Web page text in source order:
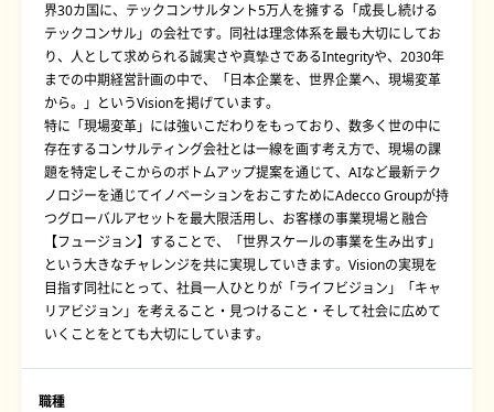
界30カ国に、テックコンサルタント5万人を擁する「成長し続ける
テックコンサル」の会社です。同社は理念体系を最も大切にしてお
り、人として求められる誠実さや真摯さであるIntegrityや、2030年
までの中期経営計画の中で、「日本企業を、世界企業へ、現場変革
から。」というVisionを掲げています。
特に「現場変革」には強いこだわりをもっており、数多く世の中に
存在するコンサルティング会社とは一線を画す考え方で、現場の課
題を特定しそこからのボトムアップ提案を通じて、AIなど最新テク
ノロジーを通じてイノベーションをおこすためにAdecco Groupが持
つグローバルアセットを最大限活用し、お客様の事業現場と融合
【フュージョン】することで、「世界スケールの事業を生み出す」
という大きなチャレンジを共に実現していきます。Visionの実現を
目指す同社にとって、社員一人ひとりが「ライフビジョン」「キャ
リアビジョン」を考えること・見つけること・そして社会に広めて
いくことをとても大切にしています。
職種